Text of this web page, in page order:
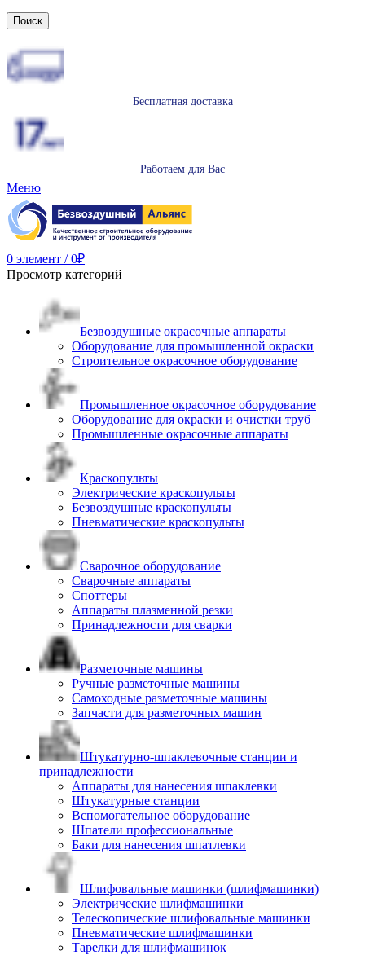
Поиск
Бесплатная доставка
Работаем для Вас
Меню
0 элемент / 0₽
Просмотр категорий
Безвоздушные окрасочные аппараты
Оборудование для промышленной окраски
Строительное окрасочное оборудование
Промышленное окрасочное оборудование
Оборудование для окраски и очистки труб
Промышленные окрасочные аппараты
Краскопульты
Электрические краскопульты
Безвоздушные краскопульты
Пневматические краскопульты
Сварочное оборудование
Сварочные аппараты
Споттеры
Аппараты плазменной резки
Принадлежности для сварки
Разметочные машины
Ручные разметочные машины
Самоходные разметочные машины
Запчасти для разметочных машин
Штукатурно-шпаклевочные станции и
принадлежности
Аппараты для нанесения шпаклевки
Штукатурные станции
Вспомогательное оборудование
Шпатели профессиональные
Баки для нанесения шпатлевки
Шлифовальные машинки (шлифмашинки)
Электрические шлифмашинки
Телескопические шлифовальные машинки
Пневматические шлифмашинки
Тарелки для шлифмашинок